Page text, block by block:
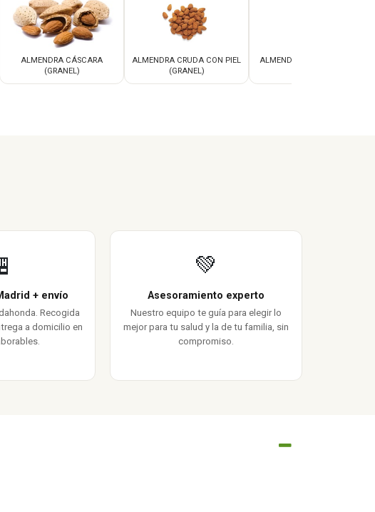
ALMENDRA CÁSCARA
(GRANEL)
ALMENDRA CRUDA CON PIEL
(GRANEL)
ALMENDRA CRUDA SIN PIEL
+ envío
Recogida
a domicilio en
💚
Asesoramiento experto
Nuestro equipo te guía para elegir lo
mejor para tu salud y la de tu familia, sin
compromiso.